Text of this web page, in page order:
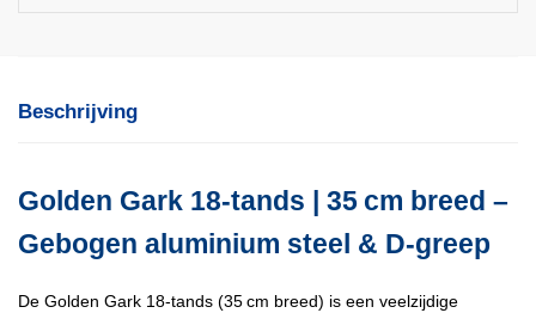
Beschrijving
Golden Gark 18‑tands | 35 cm breed –
Gebogen aluminium steel & D‑greep
De Golden Gark 18-tands (35 cm breed) is een veelzijdige